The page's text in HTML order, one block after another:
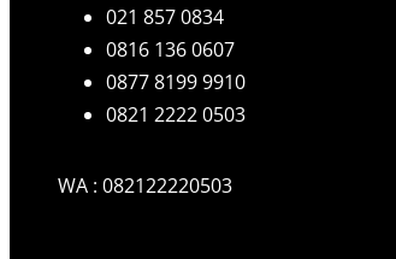
021 857 0834
0816 136 0607
0877 8199 9910
0821 2222 0503
WA : 082122220503